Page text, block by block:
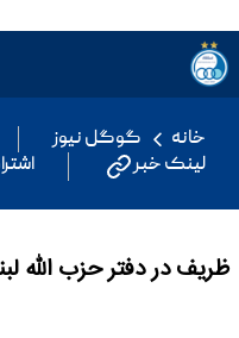
خانه گوگل نیوز
لینک خبر
ظریف در دفتر حزب الله